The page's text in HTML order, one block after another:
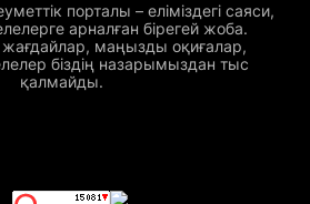
порталы – еліміздегі саяси,
арналған бірегей жоба.
жағдайлар, маңызды оқиғалар,
біздің назарымыздан тыс
қалмайды.